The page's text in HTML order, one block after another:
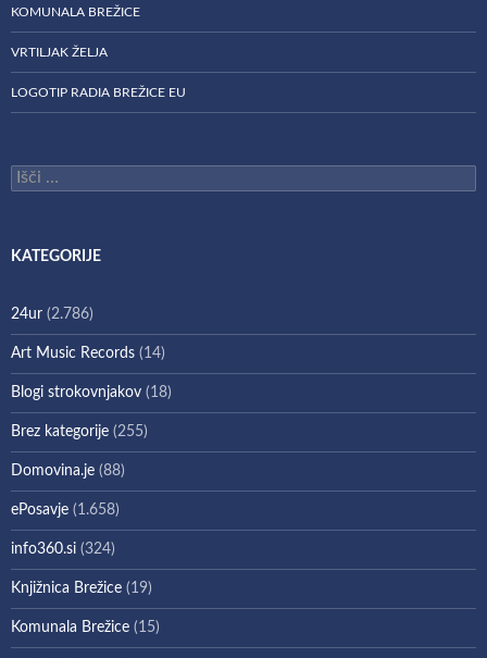
KOMUNALA BREŽICE
VRTILJAK ŽELJA
LOGOTIP RADIA BREŽICE EU
Išči:
KATEGORIJE
24ur (2.786)
Art Music Records (14)
Blogi strokovnjakov (18)
Brez kategorije (255)
Domovina.je (88)
ePosavje (1.658)
info360.si (324)
Knjižnica Brežice (19)
Komunala Brežice (15)